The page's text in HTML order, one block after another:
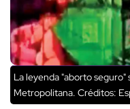
La leyenda "aborto
Metropolitana. Créditos: